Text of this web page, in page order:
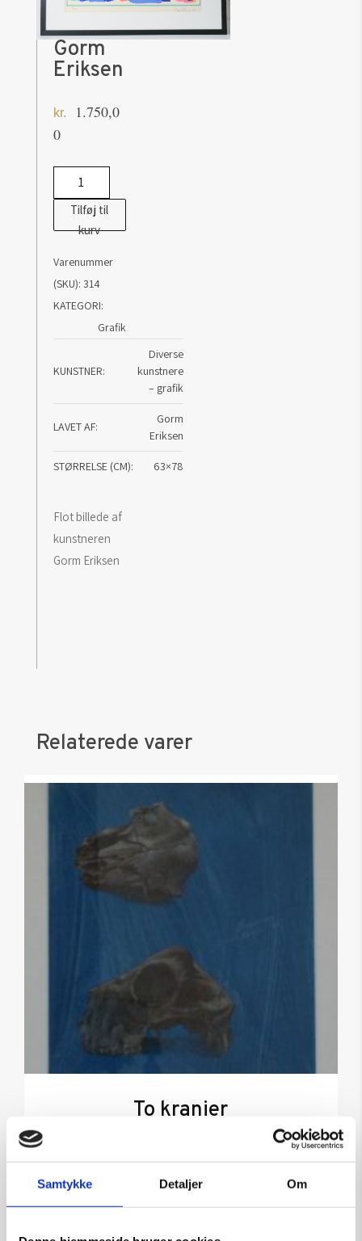
Samtykke Detaljer Om
Gorm
Eriksen
kr.
1.750,0
0
Gorm
Eriksen
Tilføj til
kurv
Varenummer
(SKU): 314
KATEGORI:
Grafik
KUNSTNER
Diverse
kunstnere
– grafik
LAVET AF
Gorm
Eriksen
STØRRELSE (CM) 63×78
Flot billede af
kunstneren
Gorm Eriksen
Relaterede varer
To kranier
Størrelse: 53×45
kr.1.900,00